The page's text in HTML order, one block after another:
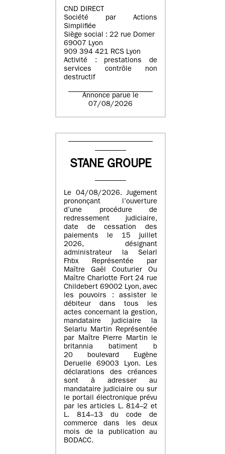
CND DIRECT
Société par Actions
Simplifiée
Siège social : 22 rue Domer
69007 Lyon
909 394 421 RCS Lyon
Activité : prestations de
services contrôle non
destructif
Annonce parue le
07/08/2026
STANE GROUPE
Le 04/08/2026. Jugement
prononçant l’ouverture
d’une procédure de
redressement judiciaire,
date de cessation des
paiements le 15 juillet
2026, désignant
administrateur la Selarl
Fhbx Représentée par
Maître Gaël Couturier Ou
Maître Charlotte Fort 24 rue
Childebert 69002 Lyon, avec
les pouvoirs : assister le
débiteur dans tous les
actes concernant la gestion,
mandataire judiciaire la
Selarlu Martin Représentée
par Maître Pierre Martin le
britannia batiment b
20 boulevard Eugène
Deruelle 69003 Lyon. Les
déclarations des créances
sont à adresser au
mandataire judiciaire ou sur
le portail électronique prévu
par les articles L. 814–2 et
L. 814–13 du code de
commerce dans les deux
mois de la publication au
BODACC.